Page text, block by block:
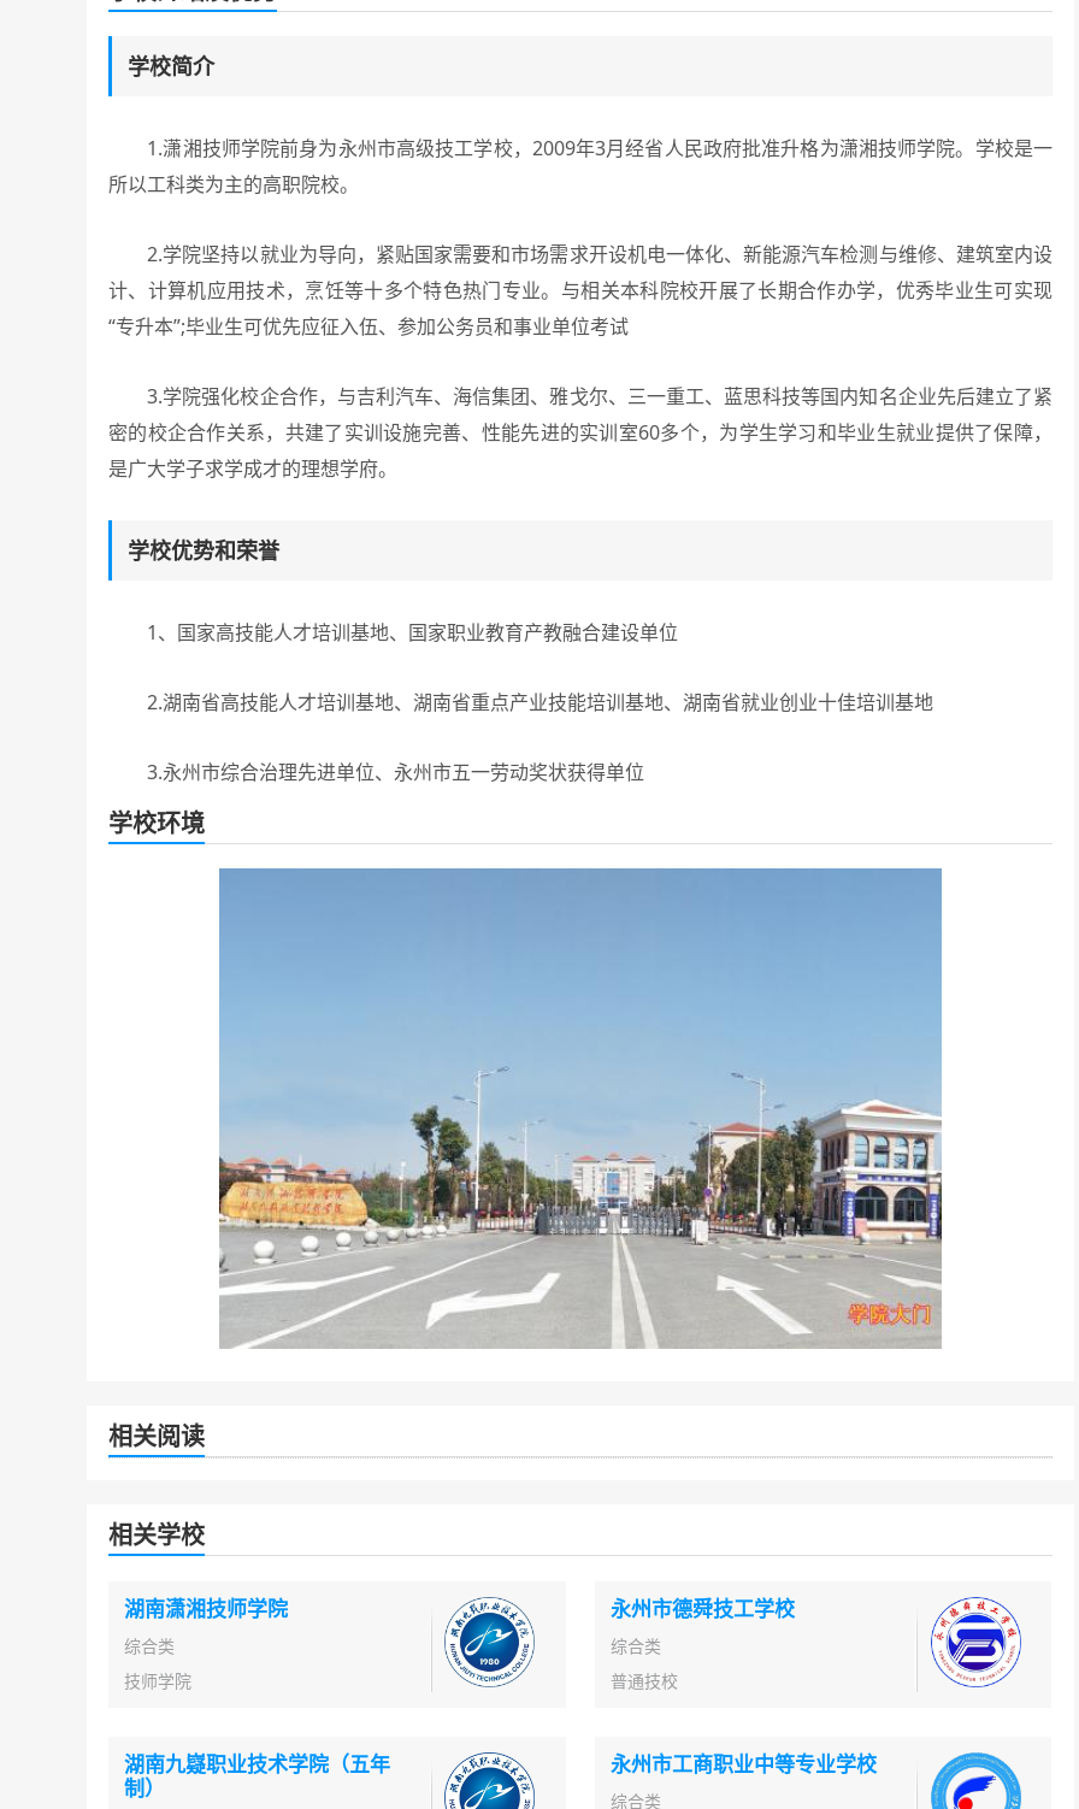
学校简介
1.潇湘技师学院前身为永州市高级技工学校，2009年3月经省人民政府批准升格为潇湘技师学院。学校是一
所以工科类为主的高职院校。
2.学院坚持以就业为导向，紧贴国家需要和市场需求开设机电一体化、新能源汽车检测与维修、建筑室内设
计、计算机应用技术，烹饪等十多个特色热门专业。与相关本科院校开展了长期合作办学，优秀毕业生可实现
“专升本”;毕业生可优先应征入伍、参加公务员和事业单位考试
3.学院强化校企合作，与吉利汽车、海信集团、雅戈尔、三一重工、蓝思科技等国内知名企业先后建立了紧
密的校企合作关系，共建了实训设施完善、性能先进的实训室60多个，为学生学习和毕业生就业提供了保障，
是广大学子求学成才的理想学府。
学校优势和荣誉
1、国家高技能人才培训基地、国家职业教育产教融合建设单位
2.湖南省高技能人才培训基地、湖南省重点产业技能培训基地、湖南省就业创业十佳培训基地
3.永州市综合治理先进单位、永州市五一劳动奖状获得单位
学校环境
相关阅读
相关学校
湖南潇湘技师学院
综合类
技师学院
永州市德舜技工学校
综合类
普通技校
湖南九嶷职业技术学院（五年
制）
永州市工商职业中等专业学校
综合类